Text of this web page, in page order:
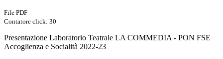
File PDF
Contatore click: 30
Presentazione Laboratorio Teatrale LA COMMEDIA - PON FSE
Accoglienza e Socialità 2022-23